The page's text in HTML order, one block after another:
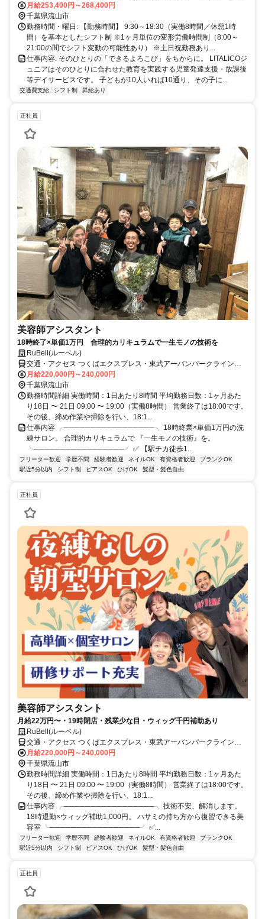
イン）「流山おおたかの森駅」より徒歩1分
月給253,400円～268,400円
千葉県流山市
勤務時間・曜日: 【勤務時間】 9:30～18:30（実働8時間／休憩1時
間）を基本としたシフト制 ※1ヶ月単位の変形労働時間制（8:00～
21:00の間でシフト変動の可能性あり） ※土日祝勤務あり...
仕事内容: そのひとりの「できるよろこび」をちからに。 LITALICOジ
ュニアはそのひとりに合わせた教育を実践する児童発達支援・放課後
等デイサービスです。 子どもが10人いれば10通り、その子に...
交通費支給 シフト制 昇給あり
正社員
美容師アシスタント
18時終了×単価1万円 合理的カリキュラムで一生モノの技術を
RuBell(ルーベル)
交通・アクセス つくばエクスプレス・東武アーバンパークライン
「流山おおたかの森駅」より徒歩1分
月給220,000円～240,000円
千葉県流山市
勤務時間詳細 実働時間：1日あたり8時間 平均勤務日数：1ヶ月あた
り18日 〜 21日 09:00 〜 19:00（実働8時間） 営業終了は18:00です。
その後、締め作業や掃除を行い、18:1...
仕事内容 ╭─────────────────╮ 18時終業×単価1万円の洗
練サロン。 合理的カリキュラムで 『一生モノの技術』を。
╰─────────────────╯ ✅ 【駅チカ徒歩1...
フリーター歓迎 学歴不問 経験者歓迎 ネイルOK 有資格者歓迎
ブランクOK
駅近5分以内
シフト制 ピアスOK ひげOK 髪型・髪色自由
正社員
美容師アシスタント
月給22万円〜・19時閉店・残業少な目・ウィッグ千円補助あり
RuBell(ルーベル)
交通・アクセス つくばエクスプレス・東武アーバンパークライン
「流山おおたかの森駅」より徒歩1分
月給220,000円～240,000円
千葉県流山市
勤務時間詳細 実働時間：1日あたり8時間 平均勤務日数：1ヶ月あた
り18日 〜 21日 09:00 〜 19:00（実働8時間） 営業終了は18:00です。
その後、締め作業や掃除を行い、18:1...
仕事内容 ╭─────────────────╮ 技術不安、解消します。
18時退勤×ウィッグ補助1,000円。 ハサミの持ち方から復習できる美
容室 ╰─────────────────╯ ✅...
フリーター歓迎 学歴不問 経験者歓迎 ネイルOK 有資格者歓迎
ブランクOK
駅近5分以内
シフト制 ピアスOK ひげOK 髪型・髪色自由
正社員